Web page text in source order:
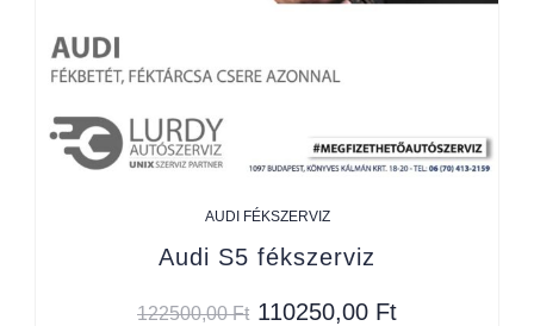
AUDI FÉKSZERVIZ
Audi S5 fékszerviz
122500,00Ft 110250,00 Ft